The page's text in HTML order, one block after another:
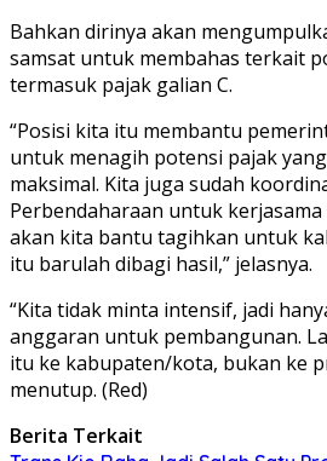
Bahkan dirinya akan
samsat untuk membahas terkait
termasuk pajak galian C.
“Posisi kita itu membantu
untuk menagih potensi pajak
maksimal. Kita juga sudah
Perbendaharaan untuk
akan kita bantu tagihkan untuk
itu barulah dibagi hasil,” jelasnya.
“Kita tidak minta intensif, jadi
anggaran untuk pembangunan.
itu ke kabupaten/kota, bukan ke
menutup. (Red)
Berita Terkait